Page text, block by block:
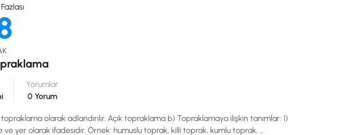
Yorumlar
0 Yorum
olarak adlandırılır. Açık topraklama b) Topraklamaya ilişkin tanımlar: 1)
yer olarak ifadesidir. Örnek: humuslu toprak, killi toprak, kumlu toprak, …